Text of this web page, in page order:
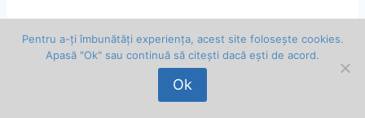
Pentru a-ți îmbunătăți experiența, acest site folosește cookies.
Apasă "Ok" sau continuă să citești dacă ești de acord.
Ok